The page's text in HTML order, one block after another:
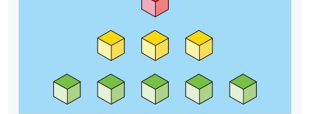
Новости сервиса